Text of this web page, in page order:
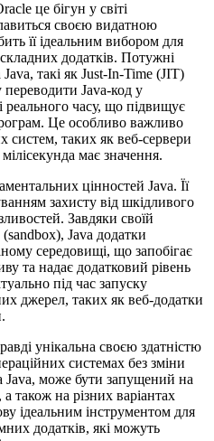
це бігун у світі
своєю видатною
її ідеальним вибором для
додатків. Потужні
Java, такі як Just-In-Time (JIT)
переводити Java-код у
часу, що підвищує
Це особливо важливо
систем, таких як веб-сервери
має значення.
цінностей Java. Її
захисту від шкідливого
Завдяки своїй
(sandbox), Java додатки
середовищі, що запобігає
та надає додатковий рівень
під час запуску
джерел, таких як веб-додатки
унікальна своєю здатністю
системах без зміни
Java, може бути запущений на
також на різних варіантах
ідеальним інструментом для
додатків, які можуть